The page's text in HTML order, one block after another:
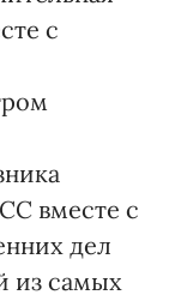
с
вместе с
дел
из самых